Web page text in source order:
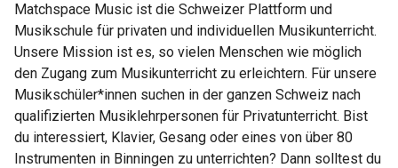
Matchspace Music ist die Schweizer Plattform und
Musikschule für privaten und individuellen Musikunterricht.
Unsere Mission ist es, so vielen Menschen wie möglich
den Zugang zum Musikunterricht zu erleichtern. Für unsere
Musikschüler*innen suchen in der ganzen Schweiz nach
qualifizierten Musiklehrpersonen für Privatunterricht. Bist
du interessiert, Klavier, Gesang oder eines von über 80
Instrumenten in Binningen zu unterrichten? Dann solltest du